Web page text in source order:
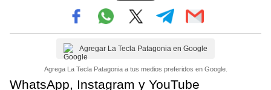
Agregar La Tecla Patagonia en Google
Agrega La Tecla Patagonia a tus medios preferidos en Google.
WhatsApp, Instagram y YouTube